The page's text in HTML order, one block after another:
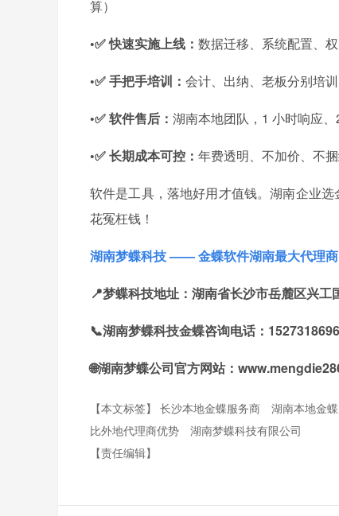
算）
•✅ 快速实施上线： 数据迁移、系统配置、
•✅ 手把手培训： 会计、出纳、老板分别培
•✅ 软件售后： 湖南本地团队，1 小时响应
•✅ 长期成本可控： 年费透明、不加价、不
软件是工具，落地好用才值钱。湖南企业
花冤枉钱！
湖南梦蝶科技 —— 金蝶软件湖南最大代理商
📍梦蝶科技地址：湖南省长沙市岳麓区兴工
📞湖南梦蝶科技金蝶咨询电话：
🌐湖南梦蝶公司官方网站：
【本文标签】 长沙本地金蝶服务商 湖南本地金
比外地代理商优势
湖南梦蝶科技有限公司
【责任编辑】